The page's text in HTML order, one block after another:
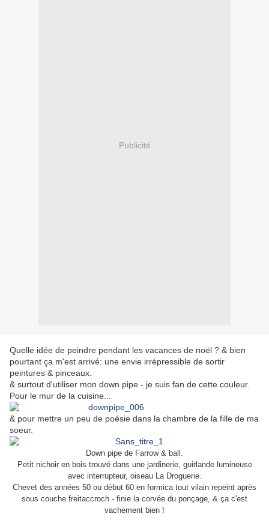
Publicité
Quelle idée de peindre pendant les vacances de noël ? & bien
pourtant ça m'est arrivé: une envie irrépressible de sortir
peintures & pinceaux.
& surtout d'utiliser mon down pipe - je suis fan de cette couleur.
Pour le mur de la cuisine...
& pour mettre un peu de poésie dans la chambre de la fille de ma
soeur.
Down pipe de Farrow & ball.
Petit nichoir en bois trouvé dans une jardinerie, guirlande lumineuse
avec interrupteur, oiseau La Droguerie.
Chevet des années 50 ou début 60 en formica tout vilain repeint après
sous couche freitaccroch - finie la corvée du ponçage, & ça c'est
vachement bien !